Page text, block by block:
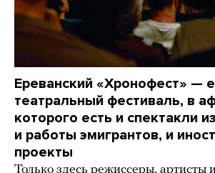
Ереванский «Хронофест» —
театральный фестиваль, в
которого есть и спектакли
и работы эмигрантов, и
проекты
Только здесь режиссеры, артисты